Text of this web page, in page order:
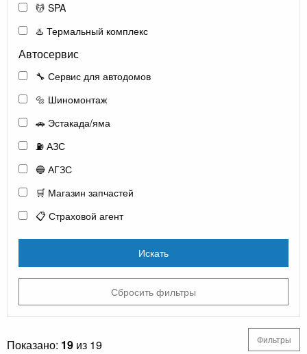
💆 SPA
♨️ Термальный комплекс
Автосервис
🔧 Сервис для автодомов
🔩 Шиномонтаж
🚗 Эстакада/яма
⛽ АЗС
🔵 АГЗС
🛒 Магазин запчастей
📋 Страховой агент
Искать
Сбросить фильтры
Показано: 19 из 19 Фильтры